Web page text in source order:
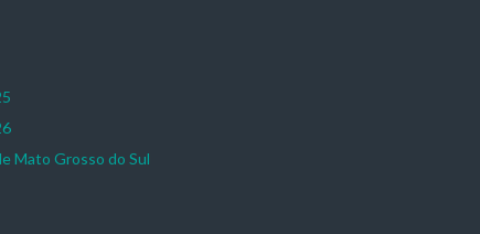
Mato Grosso do Sul